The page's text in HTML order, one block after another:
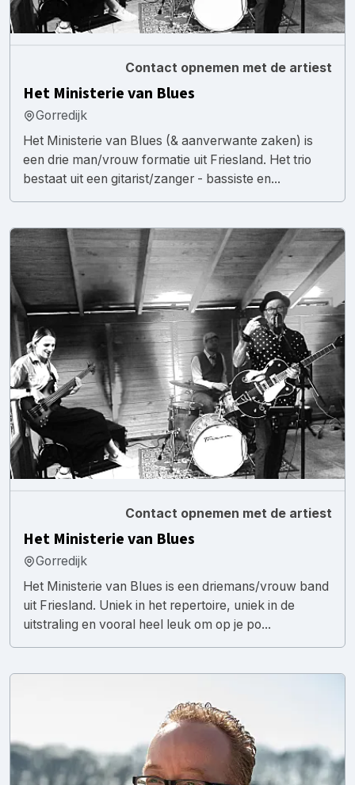
Contact opnemen met de artiest
Het Ministerie van Blues
Gorredijk
Het Ministerie van Blues (& aanverwante zaken) is
een drie man/vrouw formatie uit Friesland. Het trio
bestaat uit een gitarist/zanger - bassiste en...
Contact opnemen met de artiest
Het Ministerie van Blues
Gorredijk
Het Ministerie van Blues is een driemans/vrouw band
uit Friesland. Uniek in het repertoire, uniek in de
uitstraling en vooral heel leuk om op je po...